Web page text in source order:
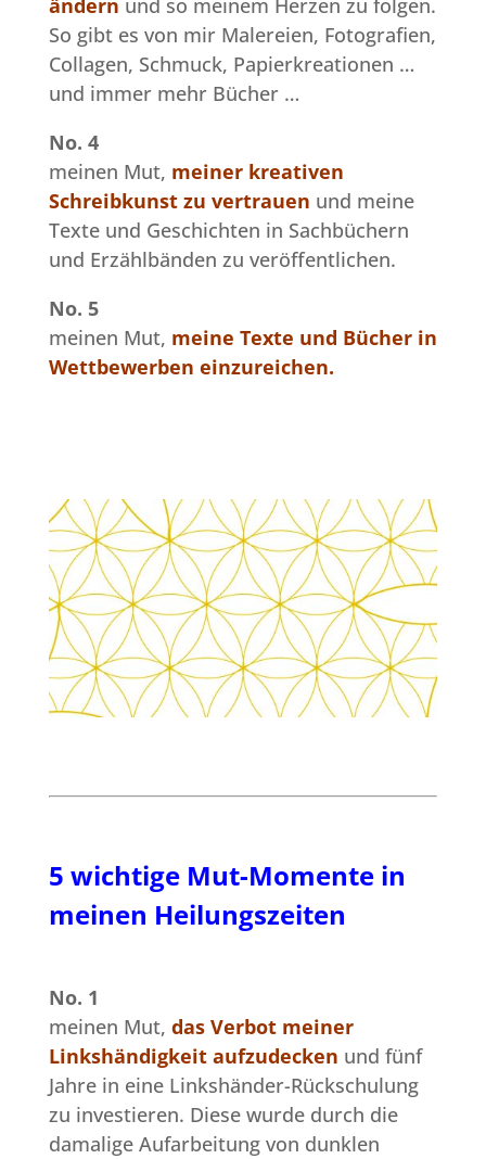
So gibt es von mir Malereien, Fotografien,
Collagen, Schmuck, Papierkreationen …
und immer mehr Bücher …
No. 4
meinen Mut, meiner kreativen
Schreibkunst zu vertrauen und meine
Texte und Geschichten in Sachbüchern
und Erzählbänden zu veröffentlichen.
No. 5
meinen Mut, meine Texte und Bücher in
Wettbewerben einzureichen.
5 wichtige Mut-Momente in
meinen Heilungszeiten
No. 1
meinen Mut, das Verbot meiner
Linkshändigkeit aufzudecken und fünf
Jahre in eine Linkshänder-Rückschulung
zu investieren. Diese wurde durch die
damalige Aufarbeitung von dunklen